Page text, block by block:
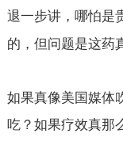
退一步讲，哪怕是
的，但问题是这药
如果真像美国媒体
吃？如果疗效真那